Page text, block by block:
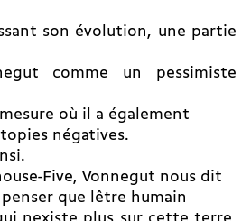
son évolution, une partie
comme un pessimiste
où il a également
négatives.
Five, Vonnegut nous dit
que lêtre humain